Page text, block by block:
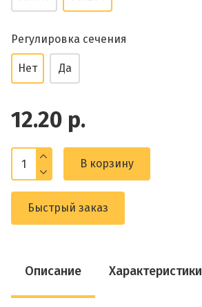
12.20 р.
Регулировка сечения
Нет Да
В корзину
Быстрый заказ
Описание Характеристики